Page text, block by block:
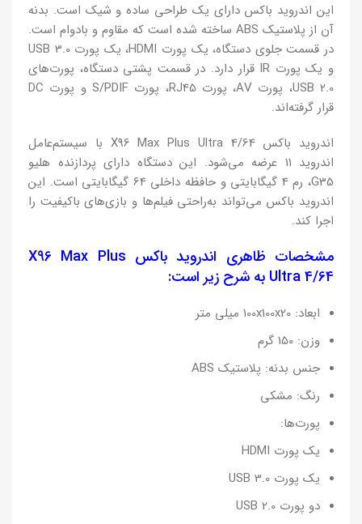
این اندروید باکس دارای یک طراحی ساده و شیک است. بدنه
آن از پلاستیک ABS ساخته شده است که مقاوم و بادوام است.
در قسمت جلوی دستگاه، یک پورت HDMI، یک پورت USB 3.0
و یک پورت IR قرار دارد. در قسمت پشتی دستگاه، پورت‌های
USB 2.0، پورت AV، پورت RJ45، پورت S/PDIF و پورت DC
قرار گرفته‌اند.
اندروید باکس X96 Max Plus Ultra 4/64 با سیستم‌عامل
اندروید 11 عرضه می‌شود. این دستگاه دارای پردازنده هلیو
G35، رم 4 گیگابایتی و حافظه داخلی 64 گیگابایتی است. این
اندروید باکس می‌تواند به‌راحتی فیلم‌ها و بازی‌های باکیفیت را
اجرا کند.
مشخصات ظاهری اندروید باکس X96 Max Plus
Ultra 4/64 به شرح زیر است:
ابعاد: 100x100x20 میلی متر
وزن: 150 گرم
جنس بدنه: پلاستیک ABS
رنگ: مشکی
پورت‌ها:
یک پورت HDMI
یک پورت USB 3.0
دو پورت USB 2.0